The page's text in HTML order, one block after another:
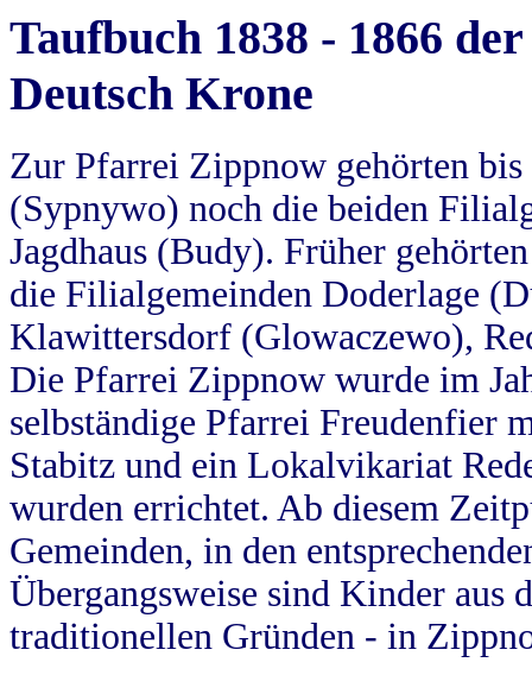
Taufbuch 1838 - 1866
Deutsch Krone
Zur Pfarrei Zippnow gehörten
(Sypnywo) noch die beiden
Jagdhaus (Budy). Früher
die Filialgemeinden Doderlage
Klawittersdorf (Glowaczewo),
Die Pfarrei Zippnow wurde im
selbständige Pfarrei Freudenfier
Stabitz und ein Lokalvikariat
wurden errichtet. Ab diesem
Gemeinden, in den
Übergangsweise sind Kinder aus
traditionellen Gründen - in